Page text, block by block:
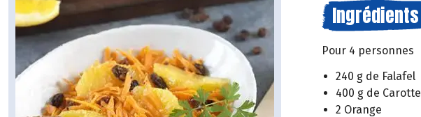
Ingrédients
Pour 4 personnes
240 g de Falafel
400 g de Carotte
2 Orange